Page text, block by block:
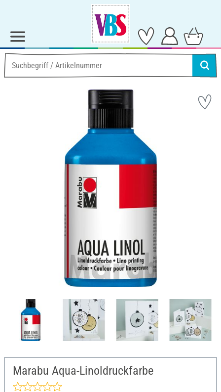
Marabu Aqua-Linoldruckfarbe